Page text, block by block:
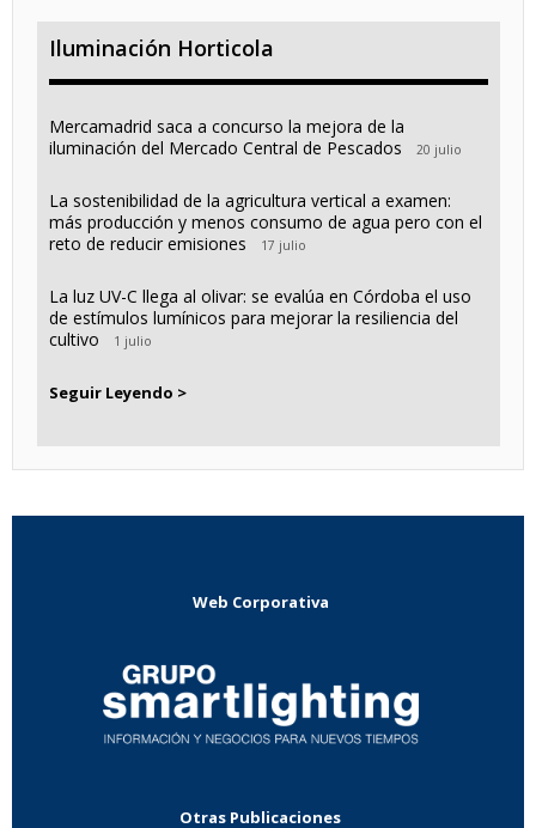
Iluminación Horticola
Mercamadrid saca a concurso la mejora de la
iluminación del Mercado Central de Pescados
20 julio
La sostenibilidad de la agricultura vertical a examen:
más producción y menos consumo de agua pero con el
reto de reducir emisiones
17 julio
La luz UV-C llega al olivar: se evalúa en Córdoba el uso
de estímulos lumínicos para mejorar la resiliencia del
cultivo
1 julio
Seguir Leyendo >
Web Corporativa
Otras Publicaciones